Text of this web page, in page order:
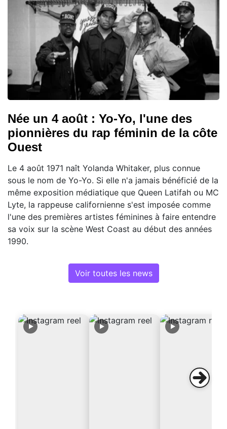
Née un 4 août : Yo-Yo, l'une des
pionnières du rap féminin de la côte
Ouest
Le 4 août 1971 naît Yolanda Whitaker, plus connue
sous le nom de Yo-Yo. Si elle n'a jamais bénéficié de la
même exposition médiatique que Queen Latifah ou MC
Lyte, la rappeuse californienne s'est imposée comme
l'une des premières artistes féminines à faire entendre
sa voix sur la scène West Coast au début des années
1990.
Voir toutes les news